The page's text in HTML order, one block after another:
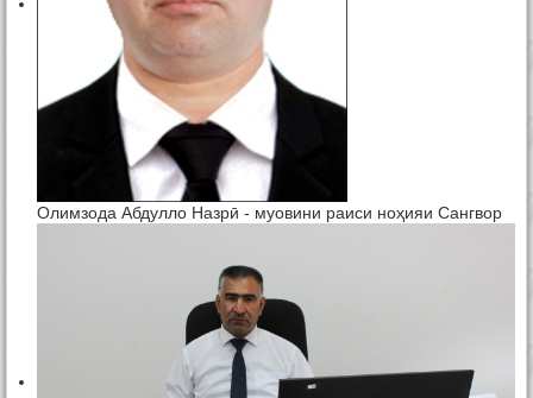
Олимзода Абдулло Назрӣ - муовини раиси ноҳияи Сангвор